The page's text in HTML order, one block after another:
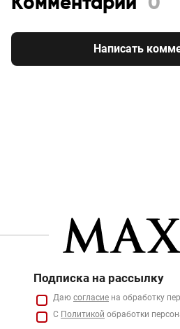
Написать
Подписка на рассылку
Даю согласие на обработку
С Политикой обработки